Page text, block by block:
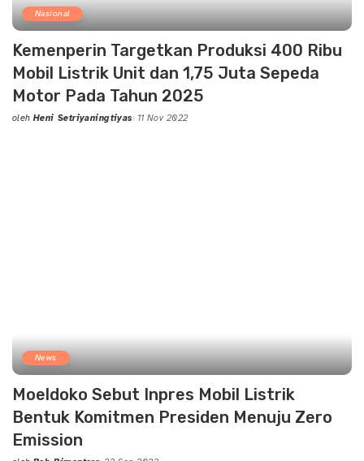
Nasional
Kemenperin Targetkan Produksi 400 Ribu
Mobil Listrik Unit dan 1,75 Juta Sepeda
Motor Pada Tahun 2025
Posted
oleh Heni Setriyaningtiyas 11 Nov 2022
News
Moeldoko Sebut Inpres Mobil Listrik
Bentuk Komitmen Presiden Menuju Zero
Emission